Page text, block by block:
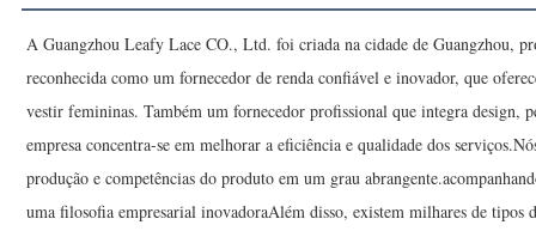
A Guangzhou Leafy Lace CO., Ltd. foi criada na cidade de Guangzhou,
reconhecida como um fornecedor de renda confiável e inovador, que
vestir femininas. Também um fornecedor profissional que integra design,
empresa concentra-se em melhorar a eficiência e qualidade dos
produção e competências do produto em um grau
uma filosofia empresarial inovadoraAlém disso, existem milhares de tipos